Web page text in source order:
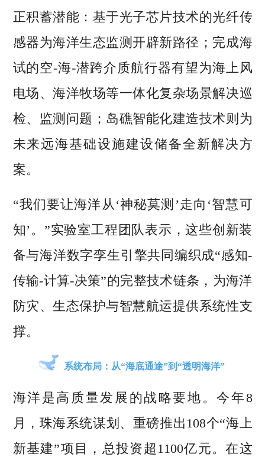
正积蓄潜能：基于光子芯片技术的光纤传
感器为海洋生态监测开辟新路径；完成海
试的空-海-潜跨介质航行器有望为海上风
电场、海洋牧场等一体化复杂场景解决巡
检、监测问题；岛礁智能化建造技术则为
未来远海基础设施建设储备全新解决方
案。
“我们要让海洋从‘神秘莫测’走向‘智慧可
知’。”实验室工程团队表示，这些创新装
备与海洋数字孪生引擎共同编织成“感知-
传输-计算-决策”的完整技术链条，为海洋
防灾、生态保护与智慧航运提供系统性支
撑。
系统布局：从“海底通途”到“透明海洋”
海洋是高质量发展的战略要地。今年8
月，珠海系统谋划、重磅推出108个“海上
新基建”项目，总投资超1100亿元。在这